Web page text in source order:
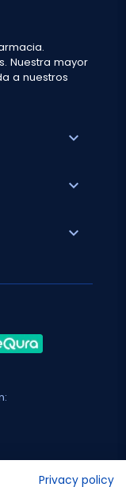
Nuestra mayor
a nuestros
expand_more
expand_more
expand_more
Privacy policy